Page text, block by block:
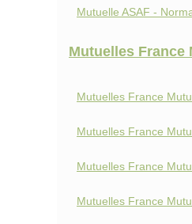
Mutuelle ASAF -
Mutuelles France
Mutuelles France
Mutuelles France
Mutuelles France
Mutuelles France